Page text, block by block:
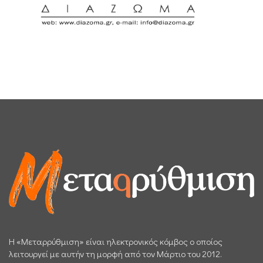
H «Μεταρρύθμιση» είναι ηλεκτρονικός κόμβος ο οποίος
λειτουργεί με αυτήν τη μορφή από τον Μάρτιο του 2012.